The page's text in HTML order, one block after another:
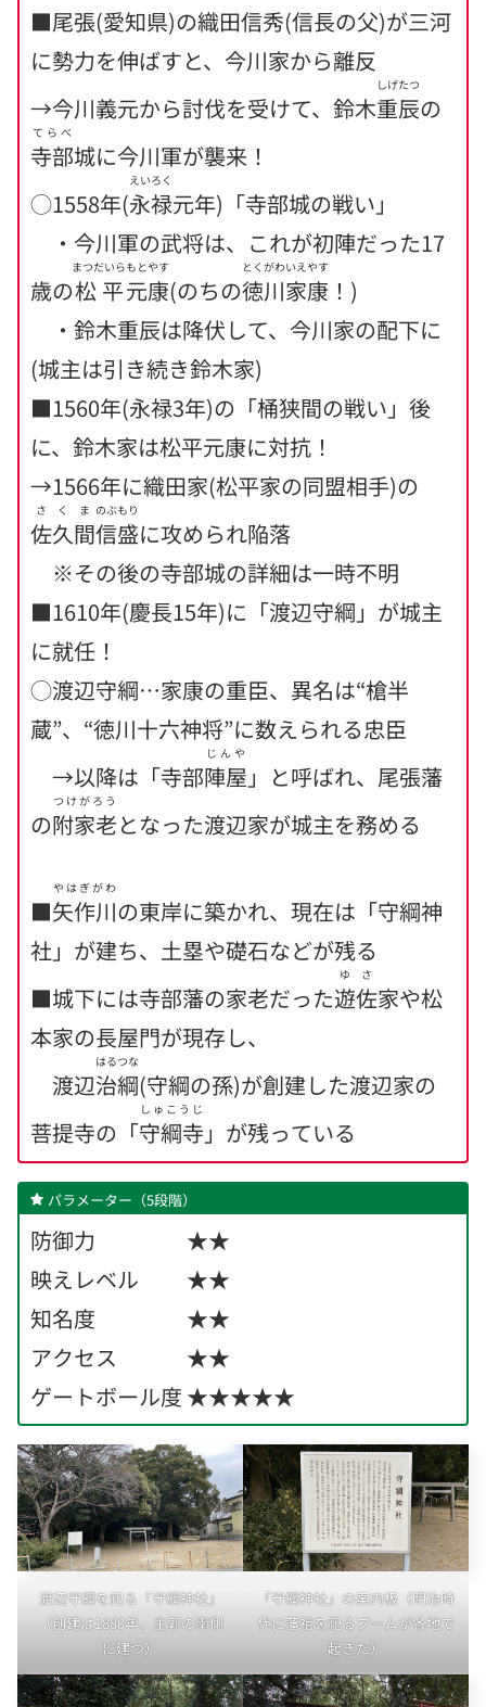
■尾張(愛知県)の織田信秀(信長の父)が三河
に勢力を伸ばすと、今川家から離反
→今川義元から討伐を受けて、鈴木重辰
しげたつ
の
寺部
てらべ
城に今川軍が襲来！
◯1558年(永禄
えいろく
元年)「寺部城の戦い」
・今川軍の武将は、これが初陣だった17
歳の松平
まつだいら
元康
もとやす
(のちの徳川家康
とくがわいえやす
！)
・鈴木重辰は降伏して、今川家の配下に
(城主は引き続き鈴木家)
■1560年(永禄3年)の「桶狭間の戦い」後
に、鈴木家は松平元康に対抗！
→1566年に織田家(松平家の同盟相手)の
佐久間
さくま
信盛
のぶもり
に攻められ陥落
※その後の寺部城の詳細は一時不明
■1610年(慶長15年)に「渡辺守綱」が城主
に就任！
◯渡辺守綱…家康の重臣、異名は“槍半
蔵”、“徳川十六神将”に数えられる忠臣
→以降は「寺部陣屋
じんや
」と呼ばれ、尾張藩
の附家老
つけがろう
となった渡辺家が城主を務める
■矢作川
やはぎがわ
の東岸に築かれ、現在は「守綱神
社」が建ち、土塁や礎石などが残る
■城下には寺部藩の家老だった遊佐
ゆさ
家や松
本家の長屋門が現存し、
渡辺治綱
はるつな
(守綱の孫)が創建した渡辺家の
菩提寺の「守綱寺
しゅこうじ
」が残っている
パラメーター（5段階）
防御力 ★★
映えレベル ★★
知名度 ★★
アクセス ★★
ゲートボール度 ★★★★★
渡辺守綱を祀る「守綱神社」
（創建は1880年、主郭の南側
に建つ）
「守綱神社」の案内板（明治時
代に藩祖を祀るブームが各地で
起きた）